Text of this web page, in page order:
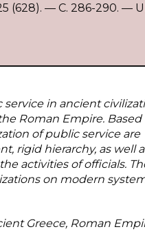
— С. 286-290. —
service in ancient
Roman Empire.
of public service are
rigid hierarchy, as well
activities of officials.
on modern
Greece, Roman